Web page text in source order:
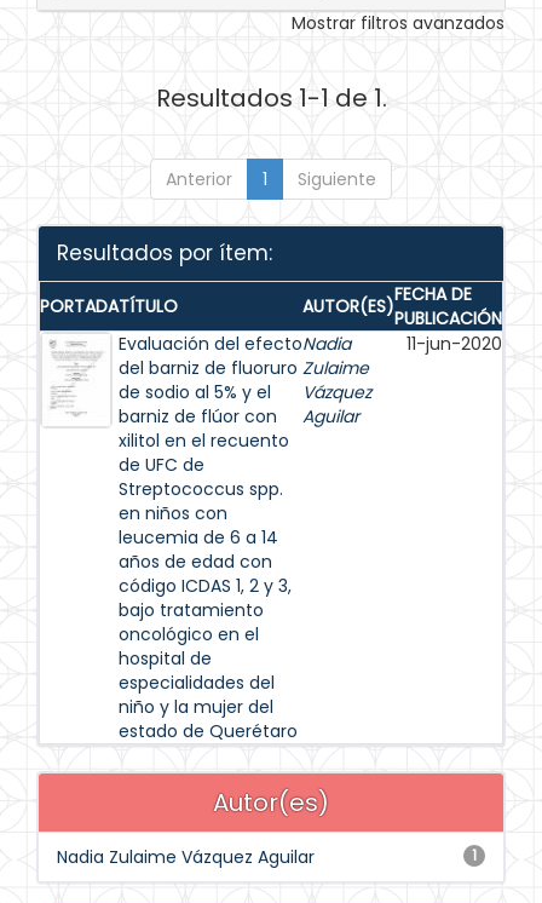
Mostrar filtros avanzados
Resultados 1-1 de 1.
Anterior 1 Siguiente
Resultados por ítem:
PORTADATÍTULO AUTOR(ES)FECHA DE
PUBLICACIÓN
Evaluación del efecto
del barniz de fluoruro
de sodio al 5% y el
barniz de flúor con
xilitol en el recuento
de UFC de
Streptococcus spp.
en niños con
leucemia de 6 a 14
años de edad con
código ICDAS 1, 2 y 3,
bajo tratamiento
oncológico en el
hospital de
especialidades del
niño y la mujer del
estado de Querétaro
Nadia
Zulaime
Vázquez
Aguilar
11-jun-2020
Autor(es)
1
Nadia Zulaime Vázquez Aguilar